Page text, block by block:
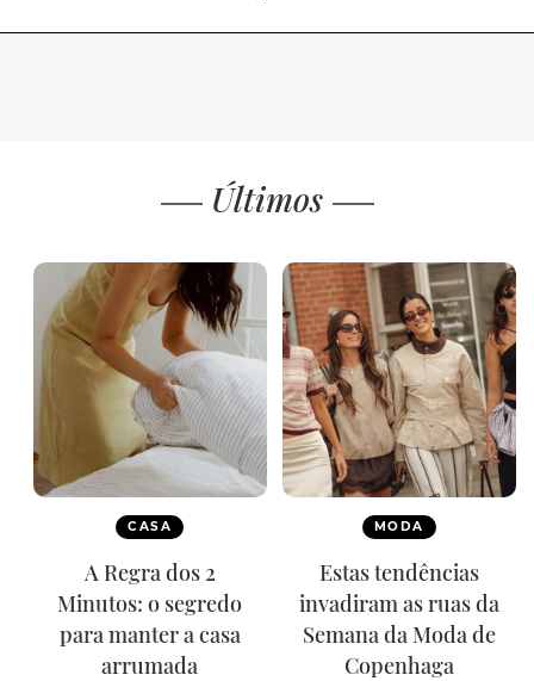
Últimos
CASA
A Regra dos 2
Minutos: o segredo
para manter a casa
arrumada
MODA
Estas tendências
invadiram as ruas da
Semana da Moda de
Copenhaga